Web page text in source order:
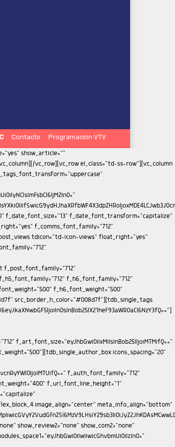
Contacto Programación VTV
spot_id="sidebar"][vc_empty_space height="33px"][td_flex_block_1 modules_on_row="eyJwaG9uZSI6IjEwMCUifQ==" image_floated="float_left" image_width="30" image_height="100" show_btn="none" show_excerpt="none" modules_category="above" show_date="none" show_review="none" show_com="none" show_author="none" meta_padding="eyJhbGwiOiIwIDAgMCAxNXB4IiwicG9ydHJhaXQiOiIwIDAgMCAxMHB4In0=" art_title="eyJhbGwiOiI4cHggMCAwIDAiLCJwb3J0cmFpdCI6IjVweCAwIDAgMCJ9" f_title_font_family="712" f_title_font_size="eyJhbGwiOiIxNSIsInBvcnRyYWl0IjoiMTEifQ==" f_title_font_weight="400" f_title_font_line_height="1.2" title_txt="#000000" cat_bg="rgba(255,255,255,0)" cat_bg_hover="rgba(255,255,255,0)" f_cat_font_family="712" f_cat_font_transform="uppercase" f_cat_font_weight="400" f_cat_font_size="11" modules_category_padding="0" all_modules_space="eyJhbGwiOiIyNCIsInBvcnRyYWl0IjoiMTUiLCJsYW5kc2NhcGUiOiIyMCJ9" category_id="" ajax_pagination="load_more" sort="" title_txt_hover="#272d69" tdc_css="eyJwaG9uZSI6eyJtYXJnaW4tYm90dG9tIjoiNDAiLCJkaXNwbGF5IjoiIn0sInBob25lX21heF93aWR0aCI6NzY3LCJhbGwiOnsiZGlzcGxheSI6IiJ9LCJwb3J0cmFpdCI6eyJ